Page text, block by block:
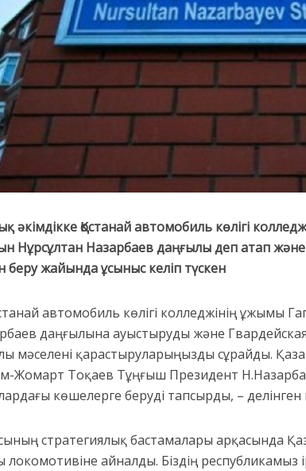
әкімдікке Қостанай автомобиль көлігі
Нұрсұлтан Назарбаев даңғылы деп атап
беру жайында ұсыныс келіп түскен
автомобиль көлігі колледжінің ұжымы
даңғылына ауыстыруды және
мәселені қарастыруларыңызды сұрайды.
Жомарт Тоқаев Тұңғыш Президент
көшелерге беруді тапсырды, –
стратегиялық бастамалары арқасында
локомотивіне айналды. Біздің